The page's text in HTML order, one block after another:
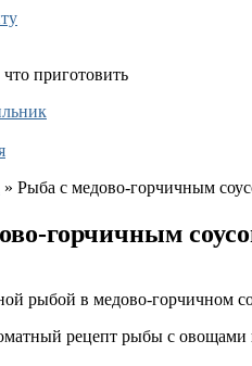
приготовить
» Рыба с медово-горчичным
горчичным
рыбой в медово-горчичном
рецепт рыбы с овощами